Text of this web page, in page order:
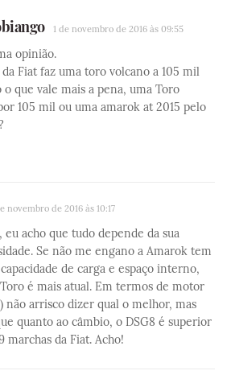
1 de novembro de 2016 às 09:55
opinião.
Fiat faz uma toro volcano a 105 mil
que vale mais a pena, uma Toro
105 mil ou uma amarok at 2015 pelo
novembro de 2016 às 10:17
eu acho que tudo depende da sua
Se não me engano a Amarok tem
de carga e espaço interno,
é mais atual. Em termos de motor
não arrisco dizer qual o melhor, mas
quanto ao câmbio, o DSG8 é superior
marchas da Fiat. Acho!